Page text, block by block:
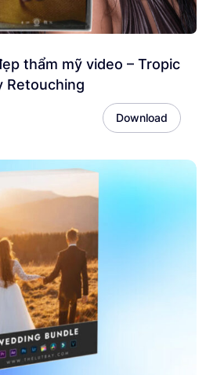
thẩm mỹ video – Tropic
Retouching
Download